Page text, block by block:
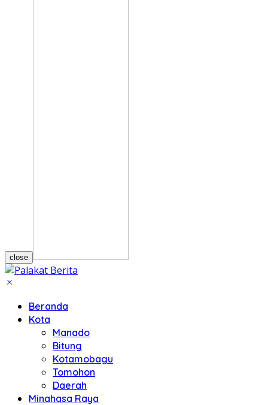
close
Beranda
Kota
Manado
Bitung
Kotamobagu
Tomohon
Daerah
Minahasa Raya